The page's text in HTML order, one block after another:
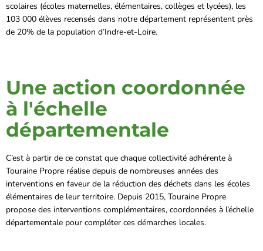
scolaires (écoles maternelles, élémentaires, collèges et lycées), les
103 000 élèves recensés dans notre département représentent près
de 20% de la population d’Indre-et-Loire.
Une action coordonnée
à l'échelle
départementale
C’est à partir de ce constat que chaque collectivité adhérente à
Touraine Propre réalise depuis de nombreuses années des
interventions en faveur de la réduction des déchets dans les écoles
élémentaires de leur territoire. Depuis 2015, Touraine Propre
propose des interventions complémentaires, coordonnées à l’échelle
départementale pour compléter ces démarches locales.